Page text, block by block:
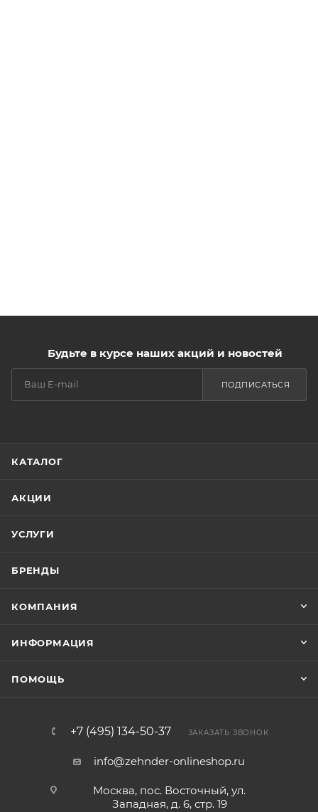
Будьте в курсе наших акций и новостей
ПОДПИСАТЬСЯ
КАТАЛОГ
АКЦИИ
УСЛУГИ
БРЕНДЫ
КОМПАНИЯ
ИНФОРМАЦИЯ
ПОМОЩЬ
+7 (495) 134-50-37 ЗАКАЗАТЬ ЗВОНОК
info@zehnder-onlineshop.ru
Москва, пос. Восточный, ул.
Западная, д. 6, стр. 19